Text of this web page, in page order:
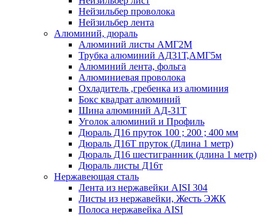
Нейзильбер проволока
Нейзильбер лента
Алюминий, дюраль
Алюминий листы АМГ2М
Трубка алюминий АД31Т,АМГ5м
Алюминий лента, фольга
Алюминиевая проволока
Охладитель ,гребенка из алюминия
Бокс квадрат алюминий
Шина алюминий АД-31Т
Уголок алюминий и Профиль
Дюраль Д16 пруток 100 ; 200 ; 400 мм
Дюраль Д16Т пруток (Длина 1 метр)
Дюраль Д16 шестигранник (длина 1 метр)
Дюраль листы Д16т
Нержавеющая сталь
Лента из нержавейки AISI 304
Листы из нержавейки, Жесть ЭЖК
Полоса нержавейка АISI